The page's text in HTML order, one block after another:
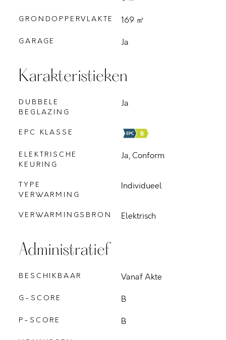
GRONDOPPERVLAKTE 169 ㎡
GARAGE Ja
Karakteristieken
DUBBELE
BEGLAZING
Ja
EPC KLASSE
ELEKTRISCHE
KEURING
Ja, Conform
TYPE
VERWARMING
Individueel
VERWARMINGSBRON Elektrisch
Administratief
BESCHIKBAAR Vanaf Akte
G-SCORE B
P-SCORE B